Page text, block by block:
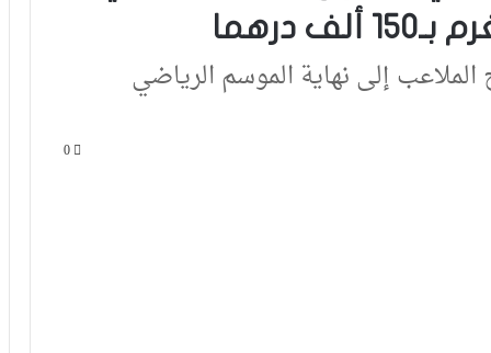
إلى نهاية الموسم الرياضي
0